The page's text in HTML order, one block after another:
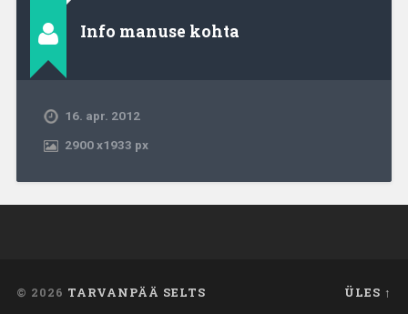
Info manuse kohta
16. apr. 2012
2900x1933 px
© 2026 TARVANPÄÄ SELTS ÜLES ↑